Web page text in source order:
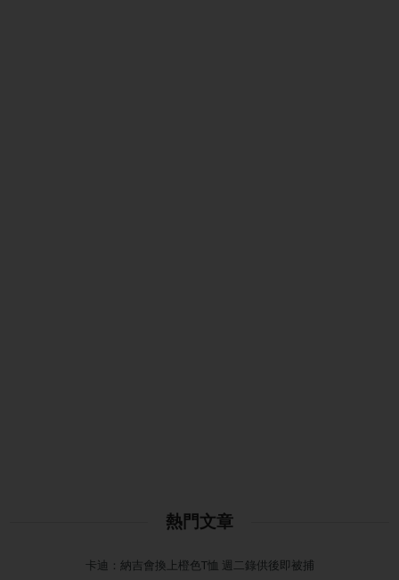
熱門文章
卡迪：納吉會換上橙色T恤 週二錄供後即被捕